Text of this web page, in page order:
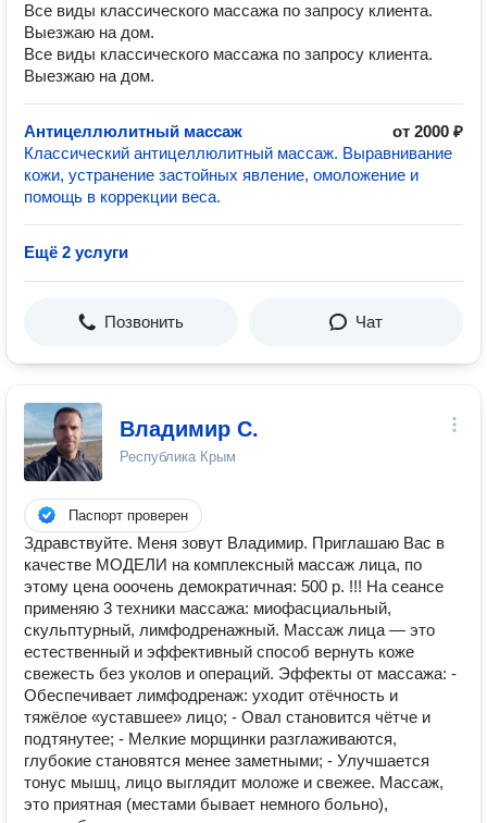
Все виды классического массажа по запросу клиента.
Выезжаю на дом.
Все виды классического массажа по запросу клиента.
Выезжаю на дом.
Антицеллюлитный массаж
от 2000 ₽
Классический антицеллюлитный массаж. Выравнивание
кожи, устранение застойных явление, омоложение и
помощь в коррекции веса.
Ещё 2 услуги
Позвонить Чат
Владимир С.
Республика Крым
Паспорт проверен
Здравствуйте. Меня зовут Владимир. Приглашаю Вaс в
качестве МОДЕЛИ на комплексный массаж лица, по
этому цена ооочень демократичная: 500 р. !!! На сеансе
применяю 3 техники массажа: миофасциальный,
скульптурный, лимфодренажный. Массаж лица — это
естественный и эффективный способ вернуть коже
свежесть без уколов и операций. Эффекты от массажа: -
Обеспечивает лимфодренаж: уходит отёчность и
тяжёлое «уставшее» лицо; - Овал становится чётче и
подтянутее; - Мелкие морщинки разглаживаются,
глубокие становятся менее заметными; - Улучшается
тонус мышц, лицо выглядит моложе и свежее. Массаж,
это приятная (местами бывает немного больно),